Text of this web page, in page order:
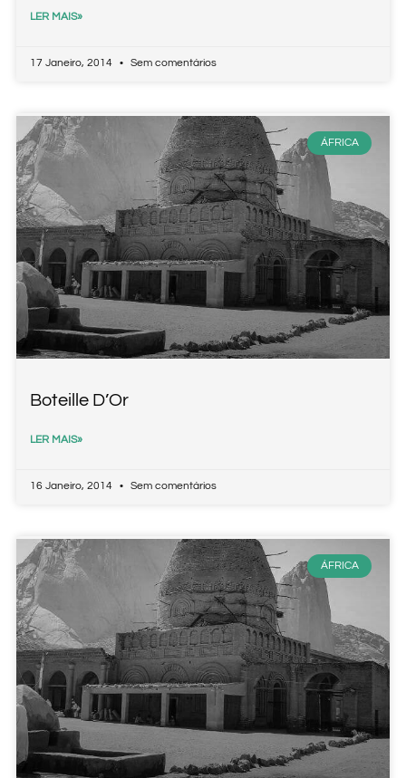
LER MAIS»
17 Janeiro, 2014 Sem comentários
ÁFRICA
Boteille D’Or
LER MAIS»
16 Janeiro, 2014 Sem comentários
ÁFRICA